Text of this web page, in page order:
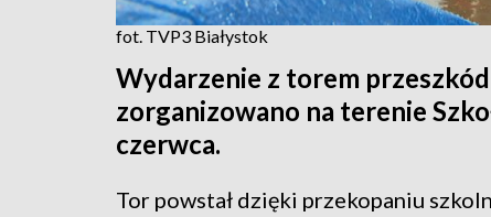
fot. TVP3 Białystok
Wydarzenie z torem
zorganizowano na terenie
czerwca.
Tor powstał dzięki przekopaniu